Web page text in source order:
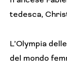
tedesca,
L’Olympia
del mondo